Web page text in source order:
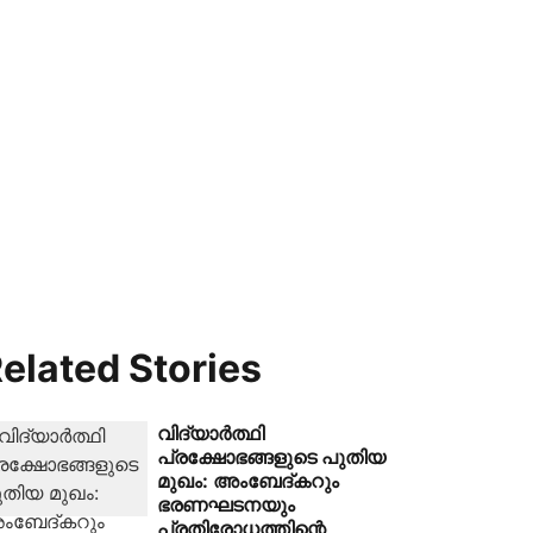
Stories
വിദ്യാർത്ഥി
പ്രക്ഷോഭങ്ങളുടെ പുതിയ
മുഖം: അംബേദ്കറും
ഭരണഘടനയും
പ്രതിരോധത്തിന്റെ